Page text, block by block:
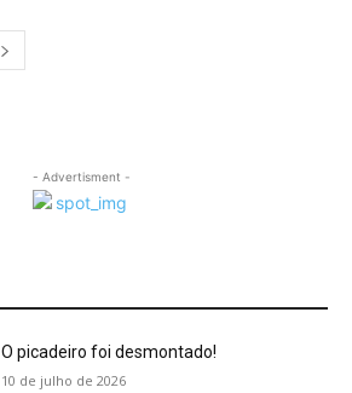
- Advertisment -
O picadeiro foi desmontado!
10 de julho de 2026